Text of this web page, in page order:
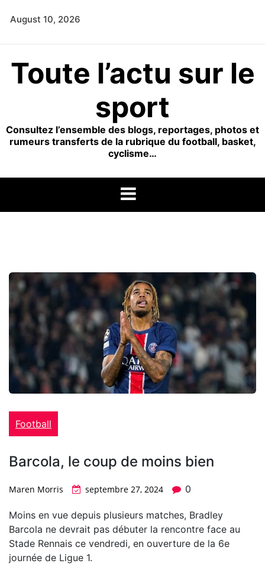
August 10, 2026
Toute l’actu sur le
sport
Consultez l’ensemble des blogs, reportages, photos et
rumeurs transferts de la rubrique du football, basket,
cyclisme…
Football
Barcola, le coup de moins bien
Maren Morris septembre 27, 2024 0
Moins en vue depuis plusieurs matches, Bradley
Barcola ne devrait pas débuter la rencontre face au
Stade Rennais ce vendredi, en ouverture de la 6e
journée de Ligue 1.